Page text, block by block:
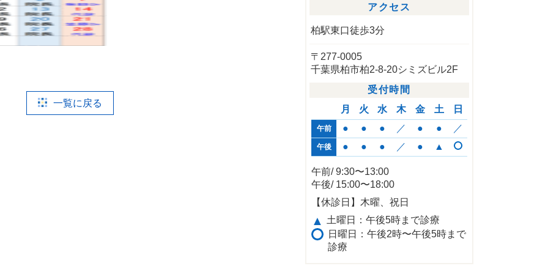
一覧に戻る
アクセス
柏駅東口徒歩3分
〒277-0005
千葉県柏市柏2-8-20シミズビル2F
受付時間
月
火 水 木 金 土 日
午前 ● ● ● ／ ● ● ／
午後 ● ● ● ／ ● ▲
午前/ 9:30〜13:00
午後/ 15:00〜18:00
【休診日】木曜、祝日
▲
土曜日：午後5時まで診療
日曜日：午後2時〜午後5時まで
診療